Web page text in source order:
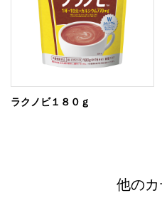
ラクノビ１８０ｇ
他のカ